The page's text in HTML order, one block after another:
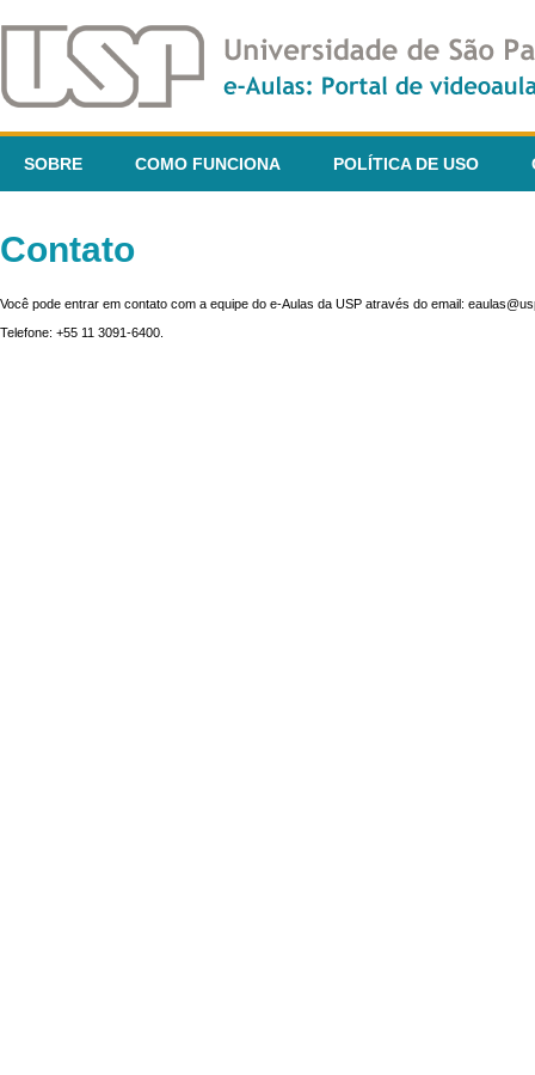
SOBRE COMO FUNCIONA POLÍTICA DE USO
Contato
Você pode entrar em contato com a equipe do e-Aulas da USP através do email:
Telefone: +55 11 3091-6400.